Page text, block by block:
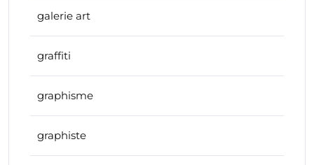
galerie art
graffiti
graphisme
graphiste